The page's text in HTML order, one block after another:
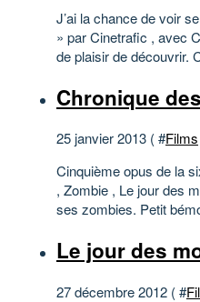
J’ai la chance de voir
» par Cinetrafic , avec
de plaisir de découvrir.
Chronique
25 janvier 2013 ( #Films
Cinquième opus de la
, Zombie , Le jour des
ses zombies. Petit
Le jour des
27 décembre 2012 ( #